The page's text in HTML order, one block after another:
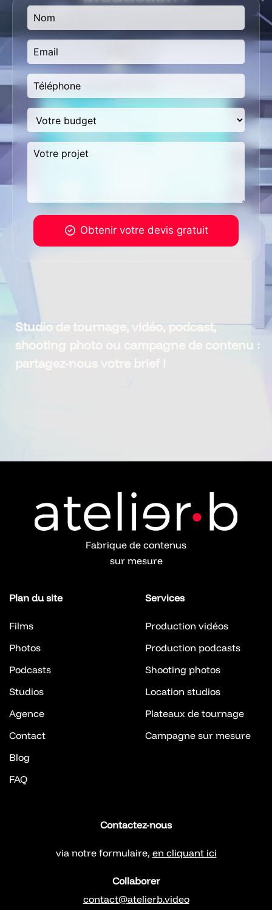
Obtenir votre devis gratuit
Studio de tournage, vidéo, podcast,
shooting photo ou campagne de contenu :
partagez-nous votre brief !
Fabrique de contenus
sur mesure
Plan du site
Films
Photos
Podcasts
Studios
Agence
Contact
Blog
FAQ
Services
Production vidéos
Production podcasts
Shooting photos
Location studios
Plateaux de tournage
Campagne sur mesure
Contactez-nous
via notre formulaire, en cliquant ici
Collaborer
contact@atelierb.video